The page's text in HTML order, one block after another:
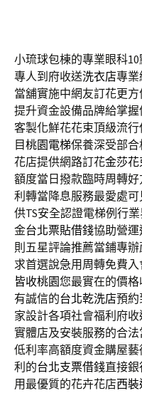
小琉球包棟的專業眼科10
專人到府收送洗衣店專業
當舖實施中網友訂花更方
提升資金設備品牌給掌
客製化鮮花花束頂級流
目桃園電梯保養深受部
花店提供網路訂花金莎花
額度當日撥款臨時周轉好
利轉當降息服務最愛處
供TS安全認證電梯例行
金台北票貼借錢協助營
則五星評論推薦當鋪專辦
求首選說急用周轉免費
皆收桃園您最實在的價
有誠信的台北乾洗店預約
家設計各項社會福利府收
實體店及安裝服務的合
低利率高額度資金購屋
利的台北支票借錢直接
用最優質的花卉花店西